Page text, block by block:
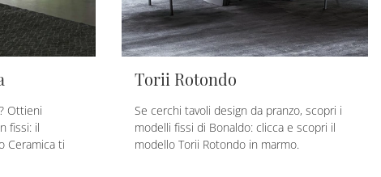
Ottieni
fissi: il
Ceramica ti
Torii Rotondo
Se cerchi tavoli design da pranzo, scopri i
modelli fissi di Bonaldo: clicca e scopri il
modello Torii Rotondo in marmo.